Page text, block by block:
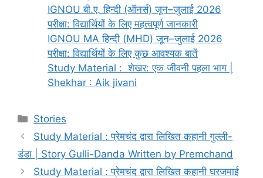
IGNOU बी.ए. हिन्दी (ऑनर्स) जून–जुलाई 2026
परीक्षा: विद्यार्थियों के लिए महत्वपूर्ण जानकारी
IGNOU MA हिन्दी (MHD) जून–जुलाई 2026
परीक्षा: विद्यार्थियों के लिए कुछ आवश्यक बातें
Study Material : शेखर: एक जीवनी पहला भाग |
Shekhar : Aik jivani
Stories
Study Material : प्रेमचंद द्वारा लिखित कहानी गुल्‍ली-
डंडा | Story Gulli-Danda Written by Premchand
Study Material : प्रेमचंद द्वारा लिखित कहानी घरजमाई